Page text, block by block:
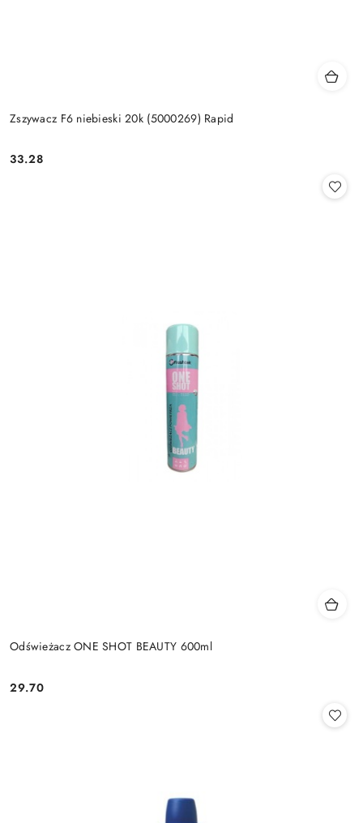
Zszywacz F6 niebieski 20k (5000269) Rapid
Cena:
33.28
Odświeżacz ONE SHOT BEAUTY 600ml
Cena:
29.70